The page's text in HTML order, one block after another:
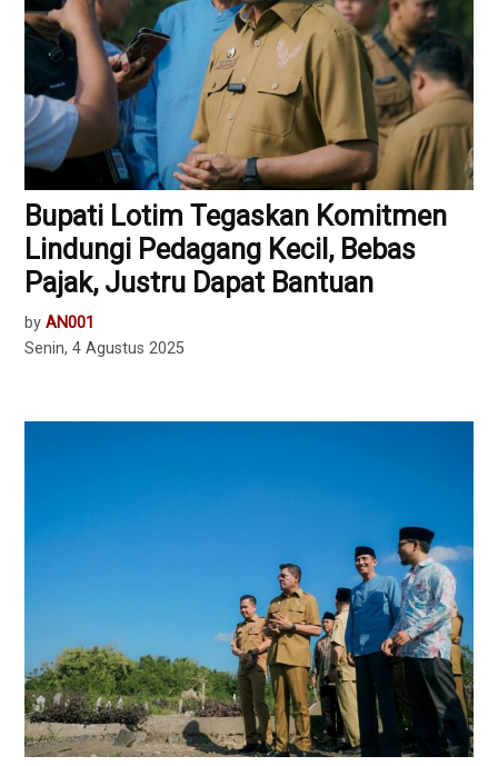
Bupati Lotim Tegaskan Komitmen
Lindungi Pedagang Kecil, Bebas
Pajak, Justru Dapat Bantuan
by AN001
Senin, 4 Agustus 2025